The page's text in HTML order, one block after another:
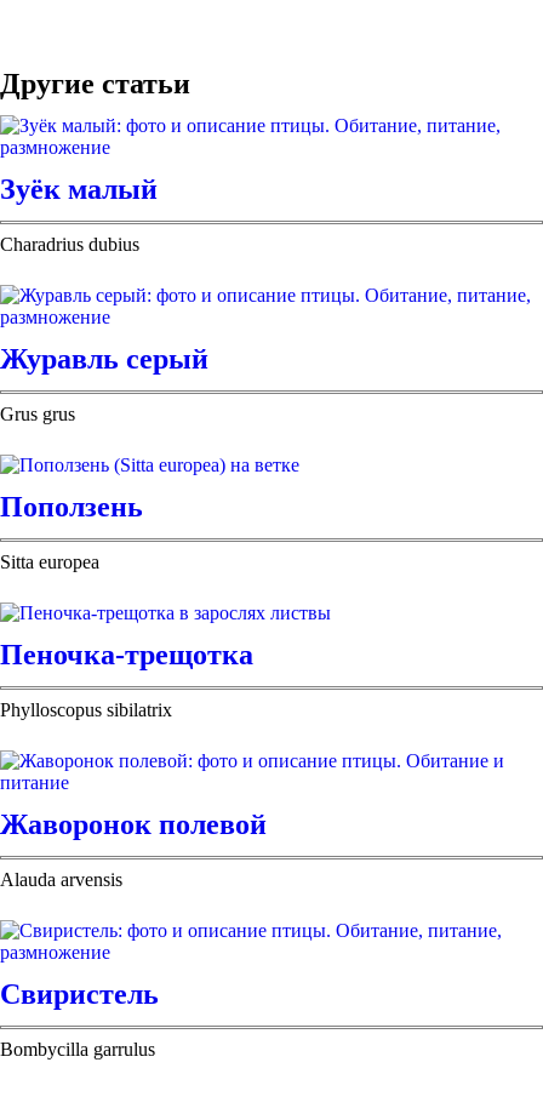
Другие статьи
Зуёк малый
Charadrius dubius
Журавль серый
Grus grus
Поползень
Sitta europea
Пеночка-трещотка
Phylloscopus sibilatrix
Жаворонок полевой
Alauda arvensis
Свиристель
Bombycilla garrulus